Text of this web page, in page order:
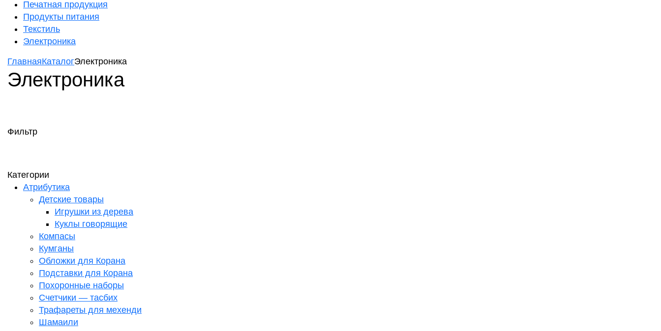
Печатная продукция
Продукты питания
Текстиль
Электроника
ГлавнаяКаталогЭлектроника
Электроника
Фильтр
Категории
Атрибутика
Детские товары
Игрушки из дерева
Куклы говорящие
Компасы
Кумганы
Обложки для Корана
Подставки для Корана
Похоронные наборы
Счетчики — тасбих
Трафареты для мехенди
Шамаили